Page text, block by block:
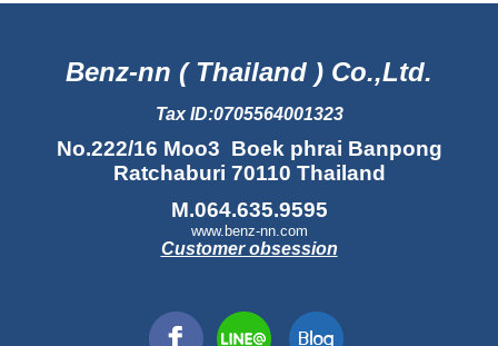
Benz-nn ( Thailand ) Co.,Ltd.
Tax ID:0705564001323
No.222/16 Moo3 Boek phrai Banpong
Ratchaburi 70110 Thailand
M.064.635.9595
www.benz-nn.com
Customer obsession